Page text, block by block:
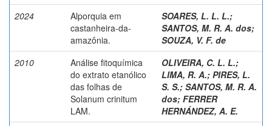
2024
Alporquia em
castanheira-da-
amazônia.
SOARES, L. L. L.;
SANTOS, M. R. A. dos;
SOUZA, V. F. de
2010
Análise fitoquímica
do extrato etanólico
das folhas de
Solanum crinitum
LAM.
OLIVEIRA, C. L. L.;
LIMA, R. A.; PIRES, L.
S. S.; SANTOS, M. R. A.
dos; FERRER
HERNÁNDEZ, A. E.